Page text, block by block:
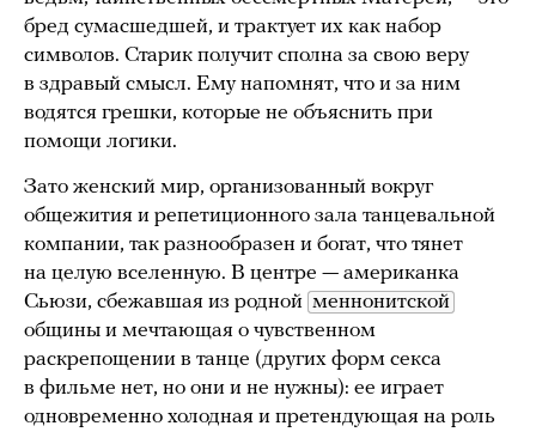
бред сумасшедшей, и трактует их как набор
символов. Старик получит сполна за свою веру
в здравый смысл. Ему напомнят, что и за ним
водятся грешки, которые не объяснить при
помощи логики.
Зато женский мир, организованный вокруг
общежития и репетиционного зала танцевальной
компании, так разнообразен и богат, что тянет
на целую вселенную. В центре — американка
Сьюзи, сбежавшая из родной меннонитской
общины и мечтающая о чувственном
раскрепощении в танце (других форм секса
в фильме нет, но они и не нужны): ее играет
одновременно холодная и претендующая на роль